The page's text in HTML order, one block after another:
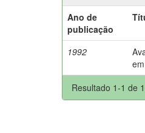
Ano de
publicação
1992
Resultado 1-1 de